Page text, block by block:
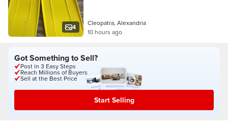
4
Cleopatra, Alexandria
10 hours ago
Got Something to Sell?
Post in 3 Easy Steps
Reach Millions of Buyers
Sell at the Best Price
Start Selling